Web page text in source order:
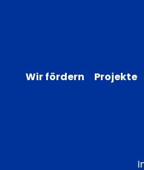
Wir fördern Projekte